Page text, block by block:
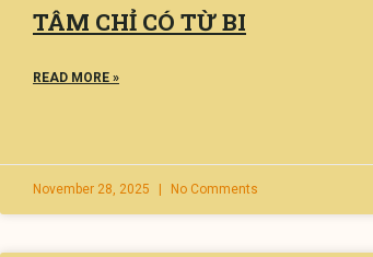
TÂM CHỈ CÓ TỪ BI
READ MORE »
November 28, 2025 No Comments